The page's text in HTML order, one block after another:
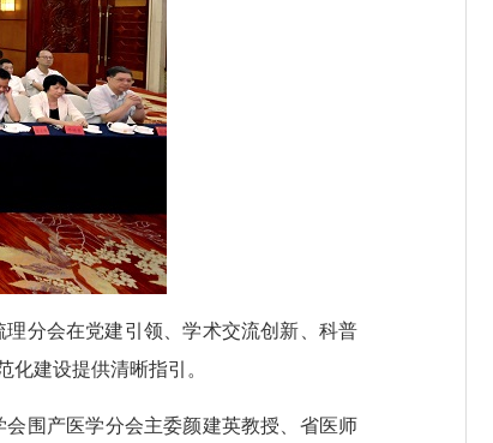
分会在党建引领、学术交流创新、科普
建设提供清晰指引。
围产医学分会主委颜建英教授、省医师